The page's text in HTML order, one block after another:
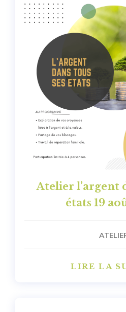
Atelier l’argent
états 19
LIRE LA